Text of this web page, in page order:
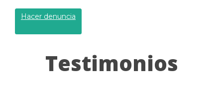
Hacer denuncia
Testimonios